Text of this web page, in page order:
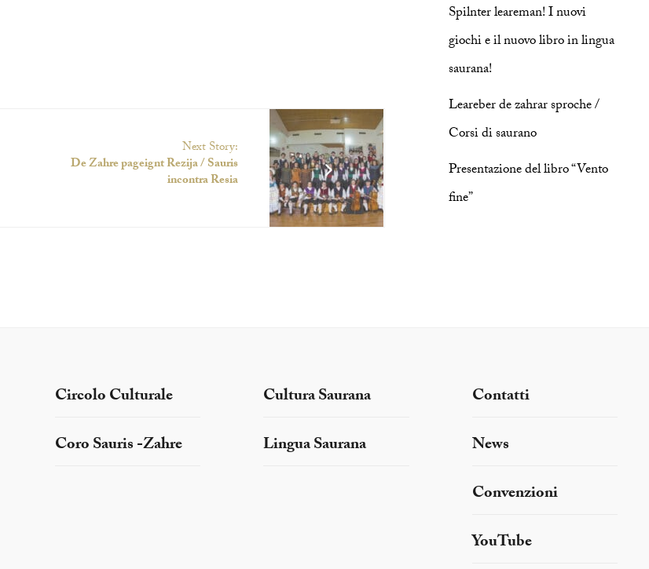
Next Story:
De Zahre pageignt Rezija / Sauris
incontra Resia
Spilnter leareman! I nuovi
giochi e il nuovo libro in lingua
saurana!
Leareber de zahrar sproche /
Corsi di saurano
Presentazione del libro “Vento
fine”
Circolo Culturale
Coro Sauris -Zahre
Cultura Saurana
Lingua Saurana
Contatti
News
Convenzioni
YouTube